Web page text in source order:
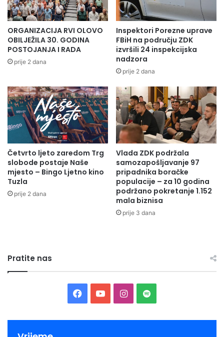
ORGANIZACIJA RVI OLOVO
OBILJEŽILA 30. GODINA
POSTOJANJA I RADA
prije 2 dana
Inspektori Porezne uprave
FBiH na području ZDK
izvršili 24 inspekcijska
nadzora
prije 2 dana
Četvrto ljeto zaredom Trg
slobode postaje Naše
mjesto – Bingo Ljetno kino
Tuzla
prije 2 dana
Vlada ZDK podržala
samozapošljavanje 97
pripadnika boračke
populacije – za 10 godina
podržano pokretanje 1.152
mala biznisa
prije 3 dana
Pratite nas
Facebook
YouTubeInstagram
Spotify